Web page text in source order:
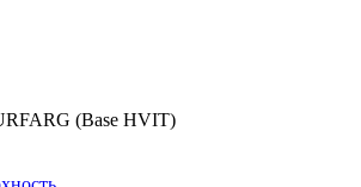
(Base HVIT)